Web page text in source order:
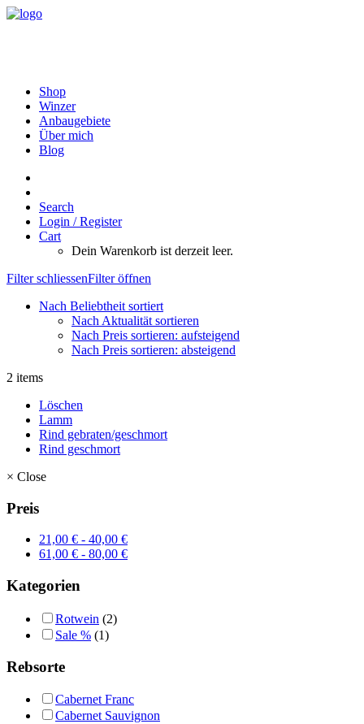
Shop
Winzer
Anbaugebiete
Über mich
Blog
Search
Login / Register
Cart
Dein Warenkorb ist derzeit leer.
Filter schliessenFilter öffnen
Nach Beliebtheit sortiert
Nach Aktualität sortieren
Nach Preis sortieren: aufsteigend
Nach Preis sortieren: absteigend
2 items
Löschen
Lamm
Rind gebraten/geschmort
Rind geschmort
× Close
Preis
21,00 € - 40,00 €
61,00 € - 80,00 €
Kategorien
Rotwein (2)
Sale % (1)
Rebsorte
Cabernet Franc
Cabernet Sauvignon